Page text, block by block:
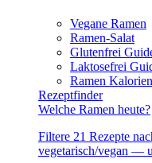
Vegane Ramen
Ramen-Salat
Glutenfrei
Laktosefrei
Ramen Kalorien
Rezeptfinder
Welche Ramen heute?
Filtere 21 Rezepte
vegetarisch/vegan —